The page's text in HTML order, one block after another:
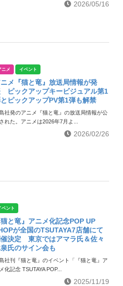
2026/05/16
ニメ イベント
メ『猫と竜』放送局情報が発
ピックアップキービジュアル第1
ピックアップPV第1弾も解禁
社発のアニメ『猫と竜』の放送局情報が公
れた。アニメは2026年7月よ...
2026/02/26
ベント
猫と竜』アニメ化記念POP UP
が全国のTSUTAYA7店舗にて
催決定 東京ではアマラ氏＆佐々
氏のサイン会も
社刊『猫と竜』のイベント「『猫と竜』ア
化記念 TSUTAYA POP...
2025/11/19